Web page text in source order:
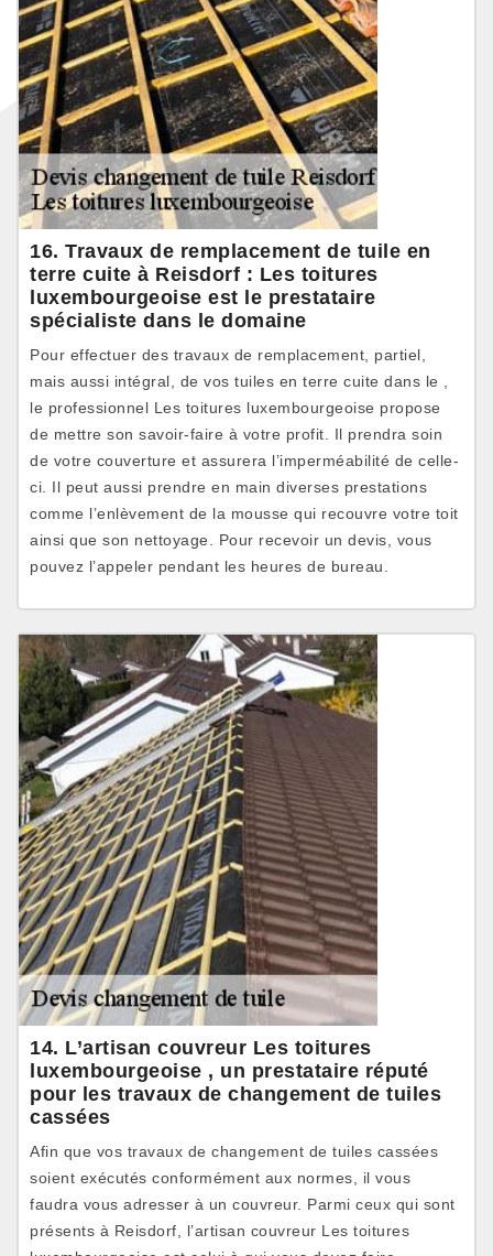
16. Travaux de remplacement de tuile en
terre cuite à Reisdorf : Les toitures
luxembourgeoise est le prestataire
spécialiste dans le domaine
Pour effectuer des travaux de remplacement, partiel,
mais aussi intégral, de vos tuiles en terre cuite dans le ,
le professionnel Les toitures luxembourgeoise propose
de mettre son savoir-faire à votre profit. Il prendra soin
de votre couverture et assurera l’imperméabilité de celle-
ci. Il peut aussi prendre en main diverses prestations
comme l’enlèvement de la mousse qui recouvre votre toit
ainsi que son nettoyage. Pour recevoir un devis, vous
pouvez l’appeler pendant les heures de bureau.
14. L’artisan couvreur Les toitures
luxembourgeoise , un prestataire réputé
pour les travaux de changement de tuiles
cassées
Afin que vos travaux de changement de tuiles cassées
soient exécutés conformément aux normes, il vous
faudra vous adresser à un couvreur. Parmi ceux qui sont
présents à Reisdorf, l’artisan couvreur Les toitures